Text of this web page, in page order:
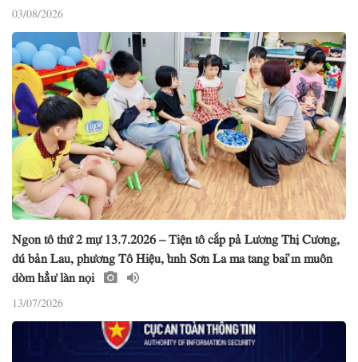
03/08/2026
Ngon tô thứ 2 mự 13.7.2026 – Tiện tô cắp pả Lương Thị Cương,
dú bản Lau, phương Tô Hiệu, tỉnh Sơn La ma tang bai ỉn muôn
dòm hẳư làn nọi
13/07/2026